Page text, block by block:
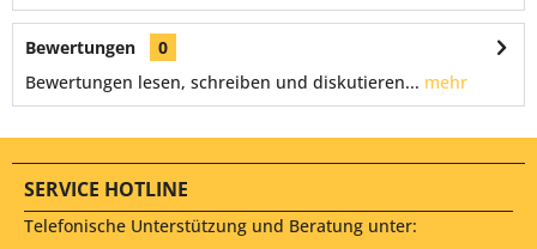
Bewertungen
0
Bewertungen lesen, schreiben und diskutieren... mehr
SERVICE HOTLINE
Telefonische Unterstützung und Beratung unter: